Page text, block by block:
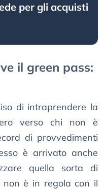
per gli acquisti
il green pass:
di intraprendere la
verso chi non è
di provvedimenti
è arrivato anche
quella sorta di
non è in regola con il